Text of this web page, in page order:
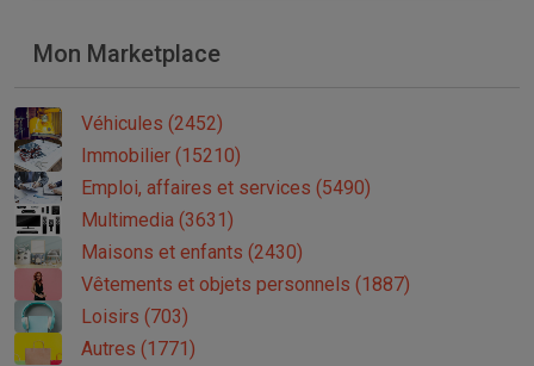
Mon Marketplace
Véhicules (2452)
Immobilier (15210)
Emploi, affaires et services (5490)
Multimedia (3631)
Maisons et enfants (2430)
Vêtements et objets personnels (1887)
Loisirs (703)
Autres (1771)